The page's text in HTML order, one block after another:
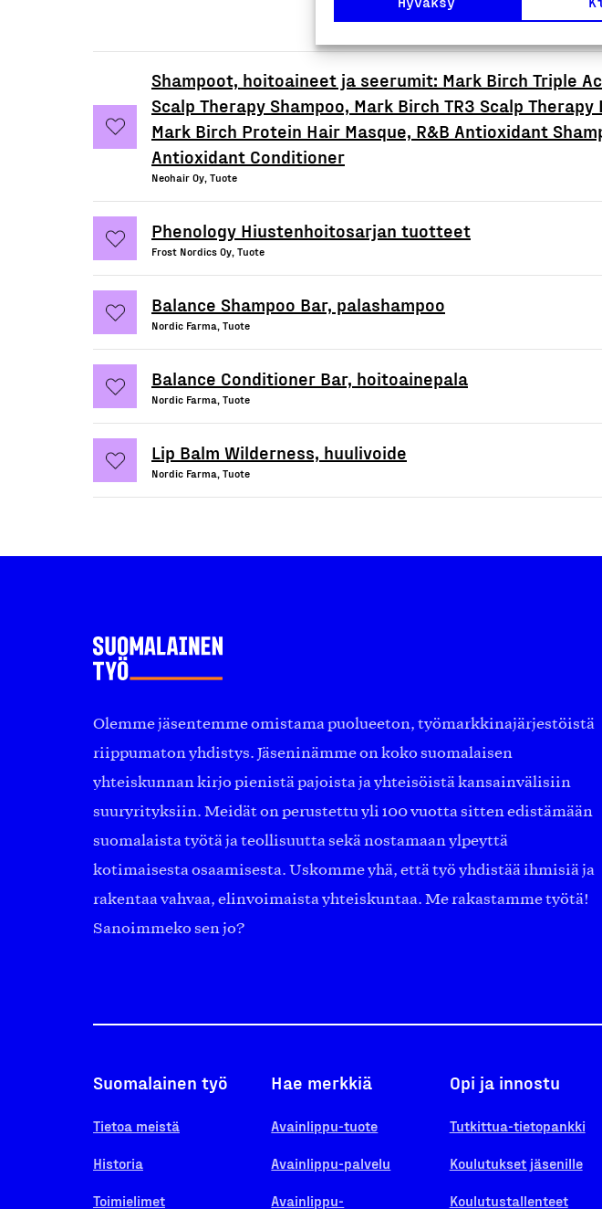
Shampoot, hoitoaineet ja seerumit: Mark Birch Triple
Scalp Therapy Shampoo, Mark Birch TR3 Scalp Therapy
Mark Birch Protein Hair Masque, R&B Antioxidant
Antioxidant Conditioner
Neohair Oy, Tuote
Phenology Hiustenhoitosarjan tuotteet
Frost Nordics Oy, Tuote
Balance Shampoo Bar, palashampoo
Nordic Farma, Tuote
Balance Conditioner Bar, hoitoainepala
Nordic Farma, Tuote
Lip Balm Wilderness, huulivoide
Nordic Farma, Tuote
Olemme jäsentemme omistama puolueeton, työmarkkinajärjestöistä
riippumaton yhdistys. Jäseninämme on koko suomalaisen
yhteiskunnan kirjo pienistä pajoista ja yhteisöistä kansainvälisiin
suuryrityksiin. Meidät on perustettu yli 100 vuotta sitten edistämään
suomalaista työtä ja teollisuutta sekä nostamaan ylpeyttä
kotimaisesta osaamisesta. Uskomme yhä, että työ yhdistää ihmisiä ja
rakentaa vahvaa, elinvoimaista yhteiskuntaa. Me rakastamme työtä!
Sanoimmeko sen jo?
Suomalainen työ
Tietoa meistä
Historia
Toimielimet
Hae merkkiä
Avainlippu-tuote
Avainlippu-palvelu
Avainlippu-
Opi ja innostu
Tutkittua-tietopankki
Koulutukset jäsenille
Koulutustallenteet